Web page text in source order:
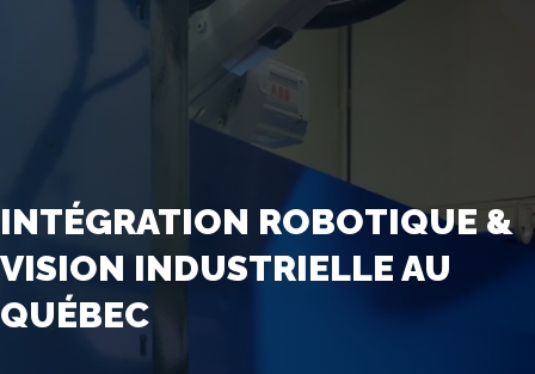
INTÉGRATION ROBOTIQUE &
VISION INDUSTRIELLE AU
QUÉBEC